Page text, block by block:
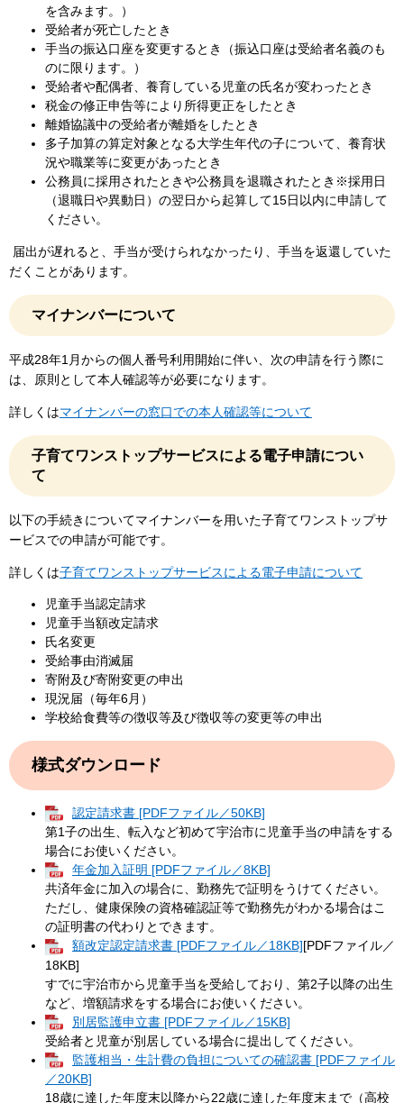
を含みます。）
受給者が死亡したとき
手当の振込口座を変更するとき（振込口座は受給者名義のも
のに限ります。）
受給者や配偶者、養育している児童の氏名が変わったとき
税金の修正申告等により所得更正をしたとき
離婚協議中の受給者が離婚をしたとき
多子加算の算定対象となる大学生年代の子について、養育状
況や職業等に変更があったとき
公務員に採用されたときや公務員を退職されたとき※採用日
（退職日や異動日）の翌日から起算して15日以内に申請して
ください。
届出が遅れると、手当が受けられなかったり、手当を返還していた
だくことがあります。
マイナンバーについて
平成28年1月からの個人番号利用開始に伴い、次の申請を行う際に
は、原則として本人確認等が必要になります。
詳しくはマイナンバーの窓口での本人確認等について
子育てワンストップサービスによる電子申請につい
て
以下の手続きについてマイナンバーを用いた子育てワンストップサ
ービスでの申請が可能です。
詳しくは​子育てワンストップサービスによる電子申請について
児童手当認定請求
児童手当額改定請求
氏名変更
受給事由消滅届
寄附及び寄附変更の申出
現況届（毎年6月）
学校給食費等の徴収等及び徴収等の変更等の申出
様式ダウンロード
認定請求書 [PDFファイル／50KB]
第1子の出生、転入など初めて宇治市に児童手当の申請をする
場合にお使いください。
年金加入証明 [PDFファイル／8KB]
共済年金に加入の場合に、勤務先で証明をうけてください。
ただし、健康保険の資格確認証等で勤務先がわかる場合はこ
の証明書の代わりとできます。
額改定認定請求書 [PDFファイル／18KB][PDFファイル／
18KB]
すでに宇治市から児童手当を受給しており、第2子以降の出生
など、増額請求をする場合にお使いください。
別居監護申立書 [PDFファイル／15KB]
​受給者と児童が別居している場合に提出してください。​
監護相当・生計費の負担についての確認書 [PDFファイル
／20KB]
18歳に達した年度末以降から22歳に達した年度末まで（高校